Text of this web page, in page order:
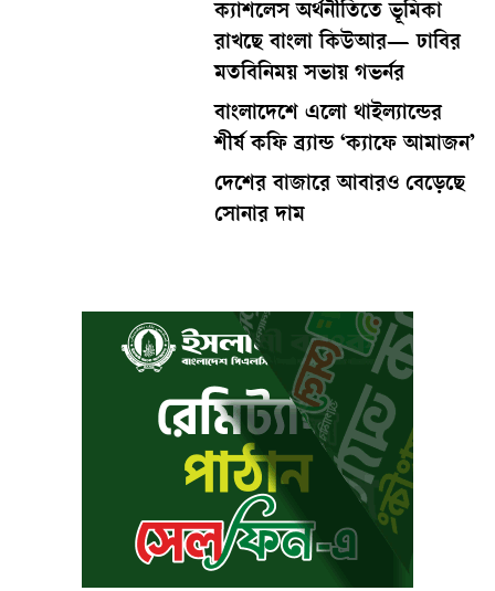
ক্যাশলেস অর্থনীতিতে ভূমিকা
রাখছে বাংলা কিউআর— ঢাবির
মতবিনিময় সভায় গভর্নর
বাংলাদেশে এলো থাইল্যান্ডের
শীর্ষ কফি ব্র্যান্ড ‘ক্যাফে আমাজন’
দেশের বাজারে আবারও বেড়েছে
সোনার দাম